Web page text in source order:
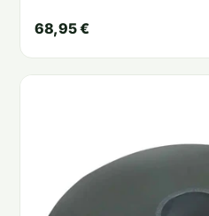
68,95 €